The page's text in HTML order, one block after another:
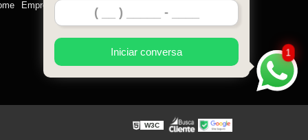
Empresa Serviços
1
Iniciar conversa
W3C